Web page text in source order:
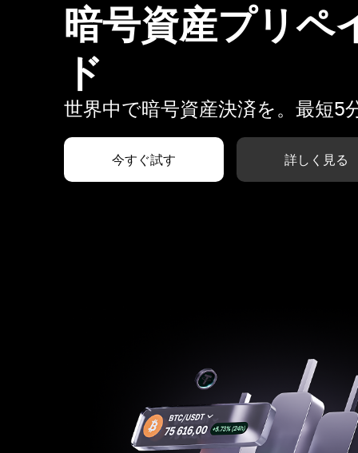
暗号資産プリペ
ド
世界中で暗号資産決済を。最短5
今すぐ試す 詳しく見る